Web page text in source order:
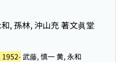
, 孫林, 沖山充 著文眞堂
1952-武藤, 慎一 黄, 永和